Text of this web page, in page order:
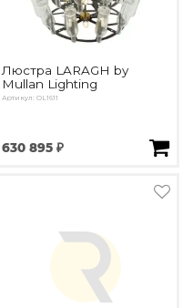
Люстра LARAGH by
Mullan Lighting
Артикул: OL1611
630 895 ₽